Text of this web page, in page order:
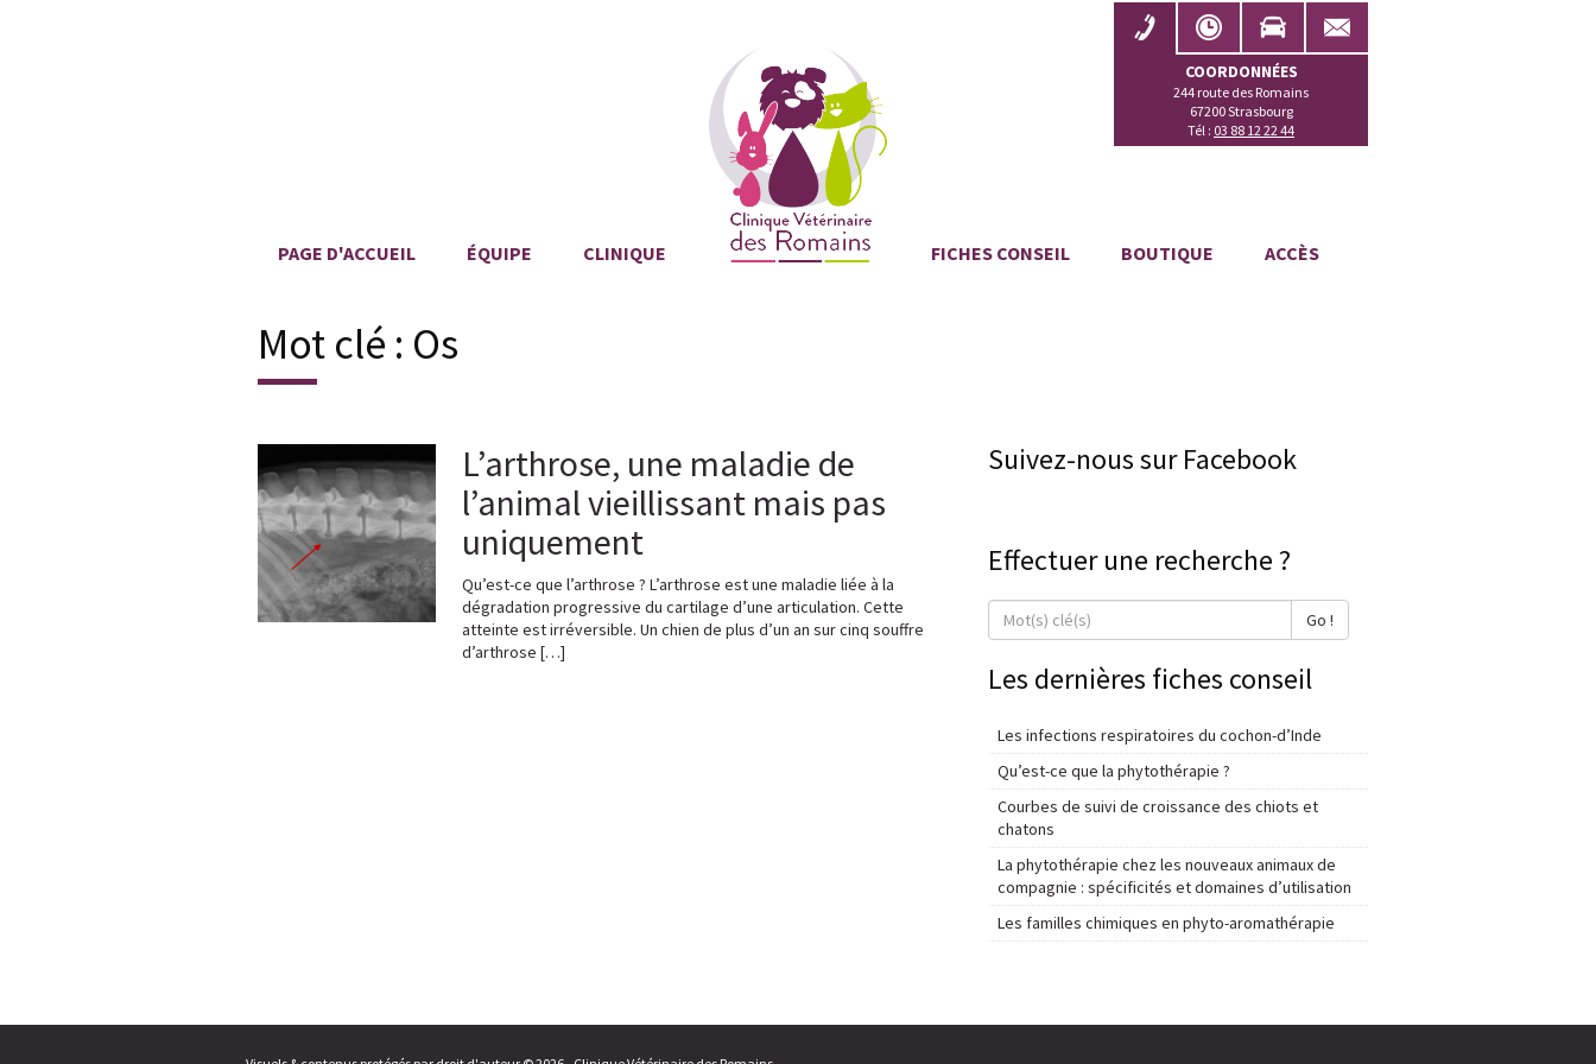
PAGE D'ACCUEIL ÉQUIPE CLINIQUE FICHES CONSEIL BOUTIQUE ACCÈS
COORDONNÉES
244 route des Romains
67200 Strasbourg
Tél : 03 88 12 22 44
Mot clé : Os
L’arthrose, une maladie de
l’animal vieillissant mais pas
uniquement
Qu’est-ce que l’arthrose ? L’arthrose est une maladie liée à la
dégradation progressive du cartilage d’une articulation. Cette
atteinte est irréversible. Un chien de plus d’un an sur cinq souffre
d’arthrose […]
Suivez-nous sur Facebook
Effectuer une recherche ?
Go !
Les dernières fiches conseil
Les infections respiratoires du cochon-d’Inde
Qu’est-ce que la phytothérapie ?
Courbes de suivi de croissance des chiots et
chatons
La phytothérapie chez les nouveaux animaux de
compagnie : spécificités et domaines d’utilisation
Les familles chimiques en phyto-aromathérapie